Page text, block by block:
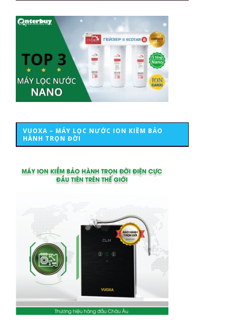
VUOXA – MÁY LỌC NƯỚC ION KIỀM BẢO
HÀNH TRỌN ĐỜI